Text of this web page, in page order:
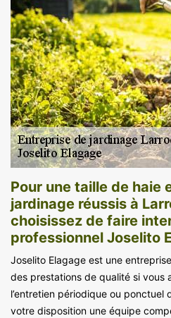
Pour une taille de haie
jardinage réussis à
choisissez de faire
professionnel Joselito
Joselito Elagage est une
des prestations de qualité si vous
l’entretien périodique ou ponctuel
votre disposition une équipe